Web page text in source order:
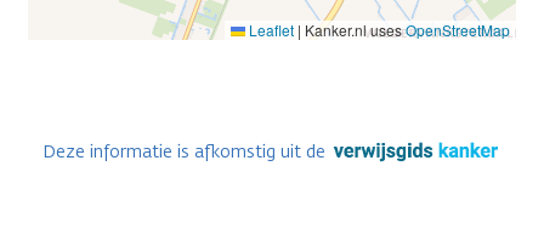
Leaflet | Kanker.nl usesOpenStreetMap
Deze informatie is afkomstig uit de